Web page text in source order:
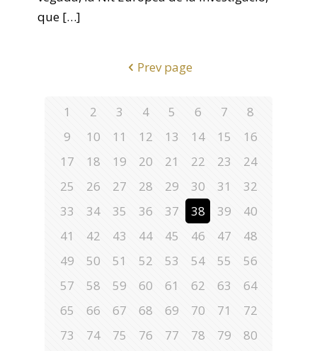
que […]
Prev page
1 2 3 4 5 6 7
8
9
10 11 12 13 14 15
16
17
18 19 20 21 22 23
24
25
26 27 28 29 30 31
32
33
34 35 36 37 38 39
40
41
42 43 44 45 46 47
48
49
50 51 52 53 54 55
56
57
58 59 60 61 62 63
64
65
66 67 68 69 70 71
72
73
74 75 76 77 78 79
80